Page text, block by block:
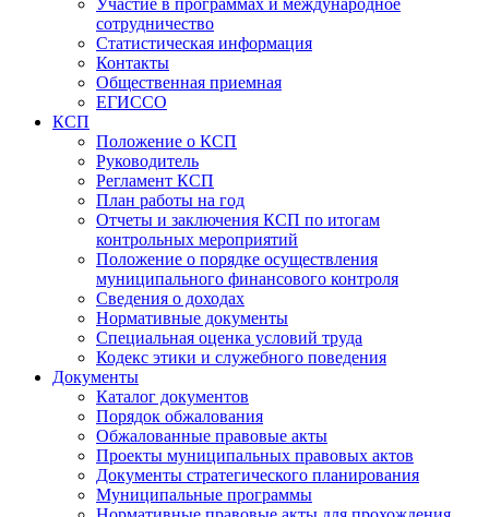
Участие в программах и международное
сотрудничество
Статистическая информация
Контакты
Общественная приемная
ЕГИССО
КСП
Положение о КСП
Руководитель
Регламент КСП
План работы на год
Отчеты и заключения КСП по итогам
контрольных мероприятий
Положение о порядке осуществления
муниципального финансового контроля
Сведения о доходах
Нормативные документы
Специальная оценка условий труда
Кодекс этики и служебного поведения
Документы
Каталог документов
Порядок обжалования
Обжалованные правовые акты
Проекты муниципальных правовых актов
Документы стратегического планирования
Муниципальные программы